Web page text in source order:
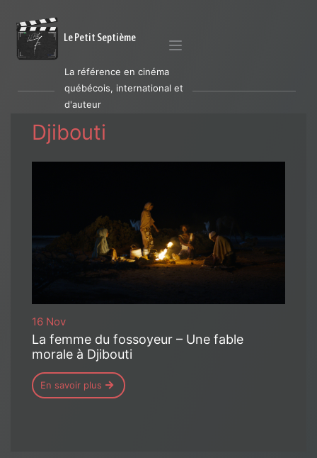
Le Petit Septième
La référence en cinéma
québécois, international et
d'auteur
Djibouti
16 Nov
La femme du fossoyeur – Une fable
morale à Djibouti
En savoir plus